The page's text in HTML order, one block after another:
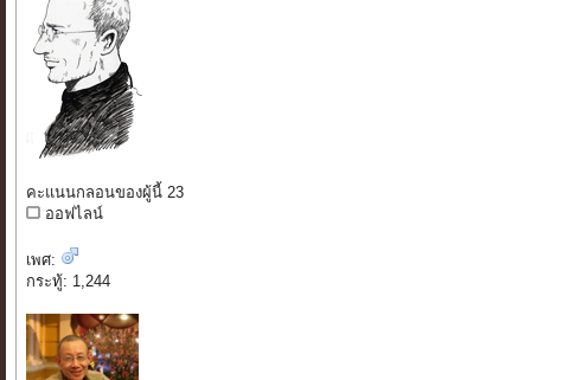
คะแนนกลอนของผู้นี้ 23
ออฟไลน์
เพศ:
กระทู้: 1,244